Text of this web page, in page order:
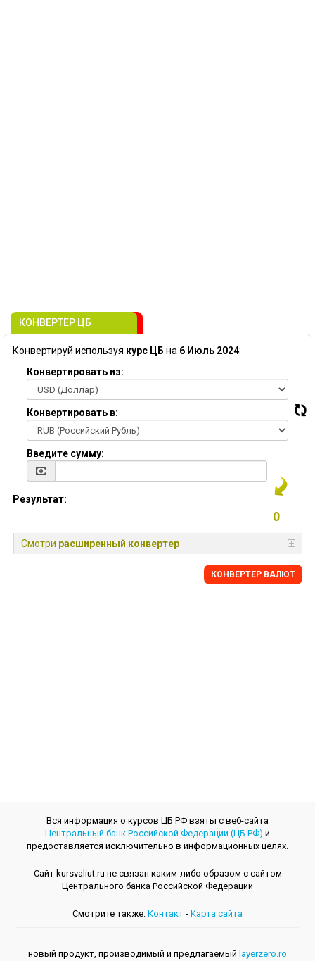
КОНВЕРТЕР ЦБ
Конвертируй используя курс ЦБ на 6 Июль 2024:
Конвертировать из:
Конвертировать в:
Введите сумму:
Результат:
Смотри расширенный конвертер
КОНВЕРТЕР ВАЛЮТ
Вся информация о курсов ЦБ РФ взяты с веб-сайта
Центральный банк Российской Федерации (ЦБ РФ) и
предоставляется исключительно в информационных целях.
Сайт kursvaliut.ru не связан каким-либо образом с сайтом
Центрального банкa Российской Федерации
Смотрите также: Контакт - Kарта сайта
новый продукт, производимый и предлагаемый layerzero.ro